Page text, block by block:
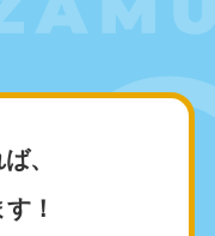
、
！
1881-5275
19:00 年中無休
宮城県
19:00 年中無休